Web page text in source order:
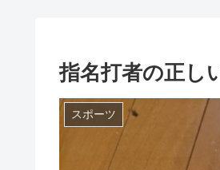
指名打者の正し
スポーツ